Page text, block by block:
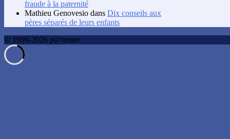
fraude à la paternité
Mathieu Genovesio dans Dix conseils aux
pères séparés de leurs enfants
© 1999-2026 p@ternet